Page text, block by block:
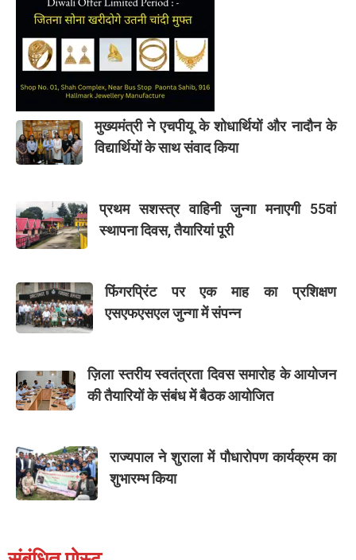
मुख्यमंत्री ने एचपीयू के शोधार्थियों और नादौन के
विद्यार्थियों के साथ संवाद किया
प्रथम सशस्त्र वाहिनी जुन्गा मनाएगी 55वां
स्थापना दिवस, तैयारियां पूरी
फिंगरप्रिंट पर एक माह का प्रशिक्षण
एसएफएसएल जुन्गा में संपन्न
ज़िला स्तरीय स्वतंत्रता दिवस समारोह के आयोजन
की तैयारियों के संबंध में बैठक आयोजित
राज्यपाल ने शुराला में पौधारोपण कार्यक्रम का
शुभारम्भ किया